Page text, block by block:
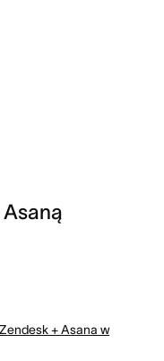
Zendesk + Asana w